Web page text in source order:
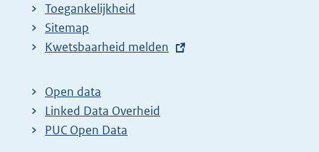
Toegankelijkheid
Sitemap
E
t
e
r
Kwetsbaarheid melden
Open data
Linked Data Overheid
PUC Open Data